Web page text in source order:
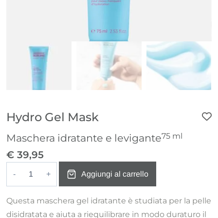
Hydro Gel Mask
Maschera idratante e levigante75 ml
€ 39,95
Hydro
Mask
Aggiungi al carrello
Questa maschera gel idratante è studiata per la pelle
disidratata e aiuta a riequilibrare in modo duraturo il